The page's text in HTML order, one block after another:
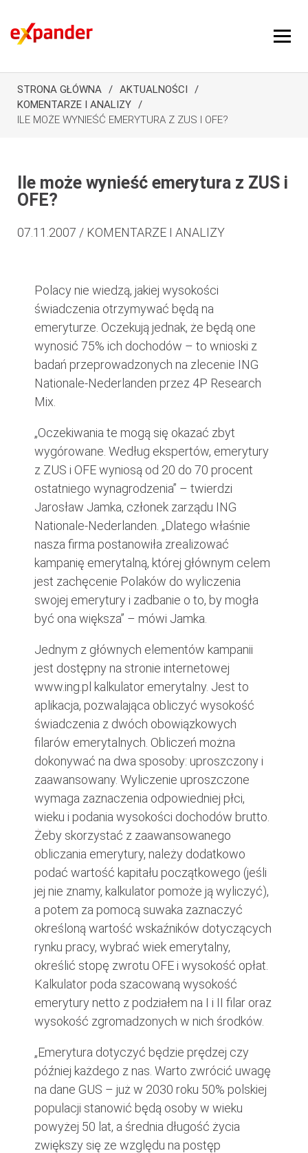
STRONA GŁÓWNA
AKTUALNOŚCI
KOMENTARZE I ANALIZY
ILE MOŻE WYNIEŚĆ EMERYTURA Z ZUS I OFE?
Ile może wynieść emerytura z ZUS i
OFE?
07.11.2007 / KOMENTARZE I ANALIZY
Polacy nie wiedzą, jakiej wysokości
świadczenia otrzymywać będą na
emeryturze. Oczekują jednak, że będą one
wynosić 75% ich dochodów – to wnioski z
badań przeprowadzonych na zlecenie ING
Nationale-Nederlanden przez 4P Research
Mix.
„Oczekiwania te mogą się okazać zbyt
wygórowane. Według ekspertów, emerytury
z ZUS i OFE wyniosą od 20 do 70 procent
ostatniego wynagrodzenia” – twierdzi
Jarosław Jamka, członek zarządu ING
Nationale-Nederlanden. „Dlatego właśnie
nasza firma postanowiła zrealizować
kampanię emerytalną, której głównym celem
jest zachęcenie Polaków do wyliczenia
swojej emerytury i zadbanie o to, by mogła
być ona większa” – mówi Jamka.
Jednym z głównych elementów kampanii
jest dostępny na stronie internetowej
www.ing.pl kalkulator emerytalny. Jest to
aplikacja, pozwalająca obliczyć wysokość
świadczenia z dwóch obowiązkowych
filarów emerytalnych. Obliczeń można
dokonywać na dwa sposoby: uproszczony i
zaawansowany. Wyliczenie uproszczone
wymaga zaznaczenia odpowiedniej płci,
wieku i podania wysokości dochodów brutto.
Żeby skorzystać z zaawansowanego
obliczania emerytury, należy dodatkowo
podać wartość kapitału początkowego (jeśli
jej nie znamy, kalkulator pomoże ją wyliczyć),
a potem za pomocą suwaka zaznaczyć
określoną wartość wskaźników dotyczących
rynku pracy, wybrać wiek emerytalny,
określić stopę zwrotu OFE i wysokość opłat.
Kalkulator poda szacowaną wysokość
emerytury netto z podziałem na I i II filar oraz
wysokość zgromadzonych w nich środków.
„Emerytura dotyczyć będzie prędzej czy
później każdego z nas. Warto zwrócić uwagę
na dane GUS – już w 2030 roku 50% polskiej
populacji stanowić będą osoby w wieku
powyżej 50 lat, a średnia długość życia
zwiększy się ze względu na postęp